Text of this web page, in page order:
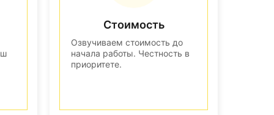
Стоимость
Озвучиваем стоимость до
начала работы. Честность в
приоритете.